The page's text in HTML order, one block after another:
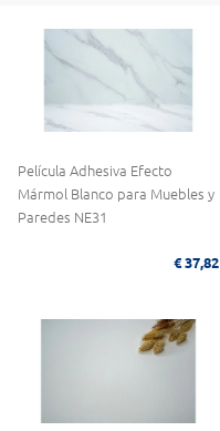
Película Adhesiva Efecto
Mármol Blanco para Muebles y
Paredes NE31
€ 37,82